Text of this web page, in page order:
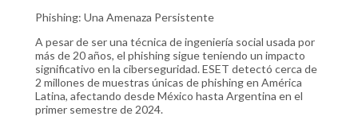
Phishing: Una Amenaza Persistente
A pesar de ser una técnica de ingeniería social usada por
más de 20 años, el phishing sigue teniendo un impacto
significativo en la ciberseguridad. ESET detectó cerca de
2 millones de muestras únicas de phishing en América
Latina, afectando desde México hasta Argentina en el
primer semestre de 2024.